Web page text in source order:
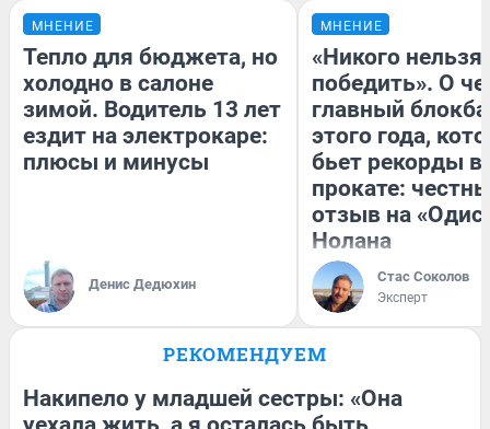
МНЕНИЕ
Тепло для бюджета, но
холодно в салоне
зимой. Водитель 13 лет
ездит на электрокаре:
плюсы и минусы
Денис Дедюхин
МНЕНИЕ
«Никого нельзя
победить». О
главный
этого года,
бьет рекорды в
прокате:
отзыв на
Нолана
Стас Соколов
Эксперт
РЕКОМЕНДУЕМ
Накипело у младшей сестры: «Она